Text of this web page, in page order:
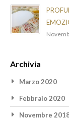
Archivia
Marzo 2020
Febbraio 2020
Novembre